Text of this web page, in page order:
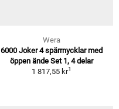
Wera
6000 Joker 4 spärrnycklar med
öppen ände Set 1, 4 delar
1 817,55 kr1